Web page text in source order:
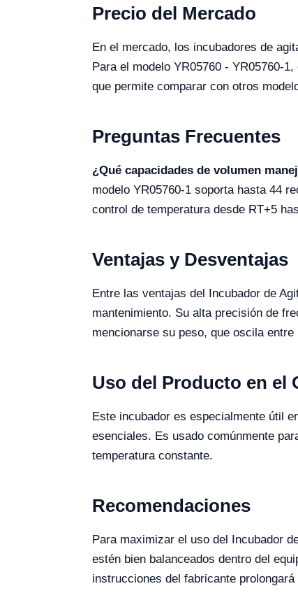
Precio del Mercado
En el mercado, los incubadores de
Para el modelo YR05760 - YR05760-
que permite comparar con otros
Preguntas Frecuentes
¿Qué capacidades de volumen
modelo YR05760-1 soporta hasta 44
control de temperatura desde RT+5
Ventajas y Desventajas
Entre las ventajas del Incubador de
mantenimiento. Su alta precisión de
mencionarse su peso, que oscila
Uso del Producto en el
Este incubador es especialmente útil
esenciales. Es usado comúnmente
temperatura constante.
Recomendaciones
Para maximizar el uso del Incubador
estén bien balanceados dentro del
instrucciones del fabricante